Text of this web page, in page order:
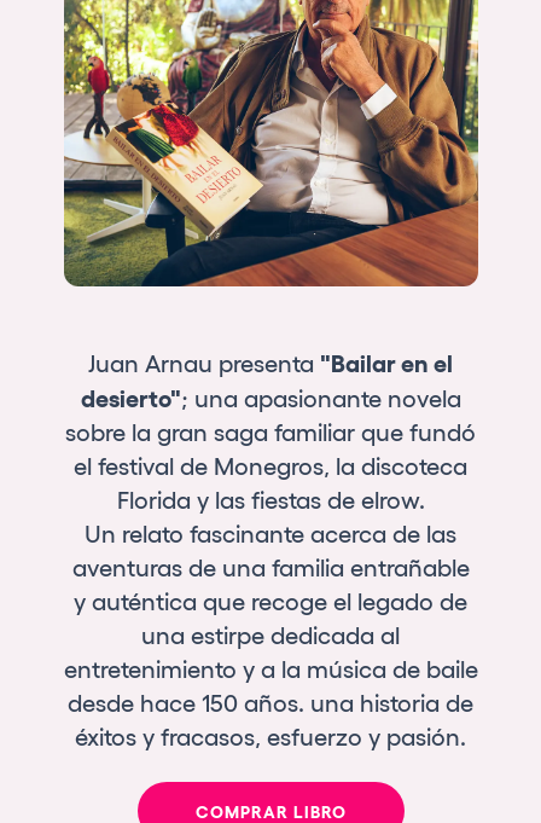
Quienes somos
¿Quieres trabajar con nosotros?
elrow News
Síguenos en tiktok
Síguenos en facebook
Síguenos en instagram
Síguenos en twitter
Síguenos en linkedin
Síguenos en youtube
Aviso LegalJuan Arnau presenta "Bailar en el
desierto"; una apasionante novela
sobre la gran saga familiar que fundó
el festival de Monegros, la discoteca
Florida y las fiestas de elrow.
Un relato fascinante acerca de las
aventuras de una familia entrañable
y auténtica que recoge el legado de
una estirpe dedicada al
entretenimiento y a la música de baile
desde hace 150 años. una historia de
éxitos y fracasos, esfuerzo y pasión.
COMPRAR LIBRO